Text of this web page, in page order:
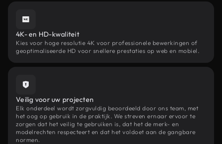
4K- en HD-kwaliteit
Kies voor hoge resolutie 4K voor professionele bewerkingen of
geoptimaliseerde HD voor snellere prestaties op web en mobiel.
Veilig voor uw projecten
Elk onderdeel wordt zorgvuldig beoordeeld door ons team, met
het oog op gebruik in de praktijk. We streven ernaar ervoor te
zorgen dat het veilig te gebruiken is, dat het de merk- en
modelrechten respecteert en dat het voldoet aan de gangbare
normen.